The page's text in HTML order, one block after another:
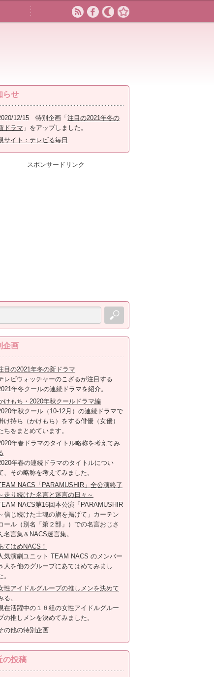
らせ
12/15 特別企画「 注目の2021年冬の
ドラマ 」をアップしました。
サイト：テレビる毎日
スポンサードリンク
企画
目の2021年冬の新ドラマ
レビウォッチャーのこざるが注目する
年冬クールの連続ドラマを紹介。
けもち・2020年秋クールドラマ編
年秋クール（10-12月）の連続ドラマで
け持ち（かけもち）をする俳優（女優）
ちをまとめています。
年春ドラマのタイトル略称を考えてみ
年春の連続ドラマのタイトルについ
、その略称を考えてみました。
NACS「PARAMUSHIR」全公演終了
走り続けた名言と迷言の日々～
NACS第16回本公演「PARAMUSHIR
信じ続けた士魂の旗を掲げて」カーテン
ール（別名「第２部」）での名言おじさ
名言集＆NACS迷言集。
てはめNACS！
気演劇ユニット TEAM NACS のメンバー
人を他のグループにあてはめてみまし
。
性アイドルグループの推しメンを決めて
る。
在活躍中の１８組の女性アイドルグルー
の推しメンを決めてみました。
の他の特別企画
の投稿